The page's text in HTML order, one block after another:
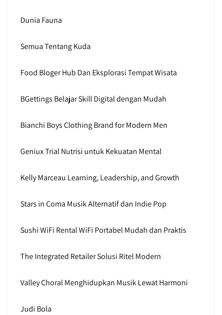
Dunia Fauna
Semua Tentang Kuda
Food Bloger Hub Dan Eksplorasi Tempat Wisata
BGettings Belajar Skill Digital dengan Mudah
Bianchi Boys Clothing Brand for Modern Men
Geniux Trial Nutrisi untuk Kekuatan Mental
Kelly Marceau Learning, Leadership, and Growth
Stars in Coma Musik Alternatif dan Indie Pop
Sushi WiFi Rental WiFi Portabel Mudah dan Praktis
The Integrated Retailer Solusi Ritel Modern
Valley Choral Menghidupkan Musik Lewat Harmoni
Judi Bola